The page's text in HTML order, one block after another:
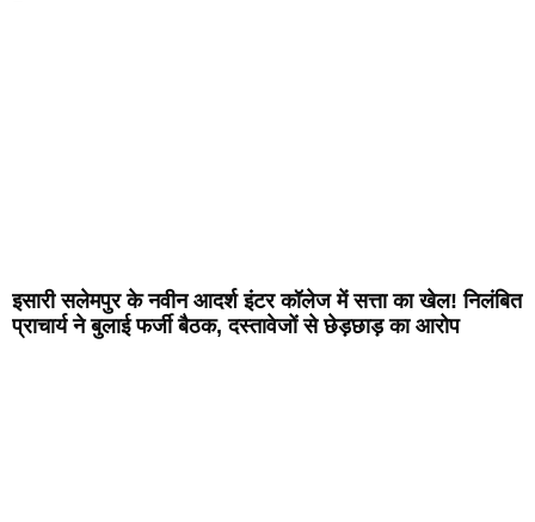
इसारी सलेमपुर के नवीन आदर्श इंटर कॉलेज में सत्ता का खेल! निलंबित
प्राचार्य ने बुलाई फर्जी बैठक, दस्तावेजों से छेड़छाड़ का आरोप